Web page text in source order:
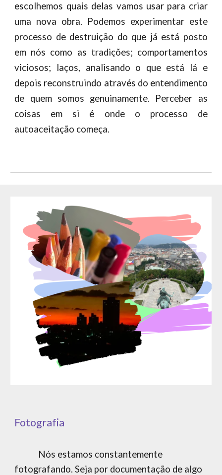
escolhemos quais delas vamos usar para criar
uma nova obra. Podemos experimentar este
processo de destruição do que já está posto
em nós como as tradições; comportamentos
viciosos; laços, analisando o que está lá e
depois reconstruindo através do entendimento
de quem somos genuinamente. Perceber as
coisas em si é onde o processo de
autoaceitação começa.
Fotografia
Nós estamos constantemente
fotografando. Seja por documentação de algo